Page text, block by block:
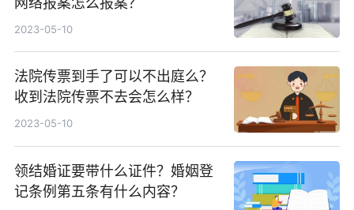
2023-05-10
法院传票到手了可以不出庭么？
收到法院传票不去会怎么样？
2023-05-10
领结婚证要带什么证件？婚姻登
记条例第五条有什么内容？